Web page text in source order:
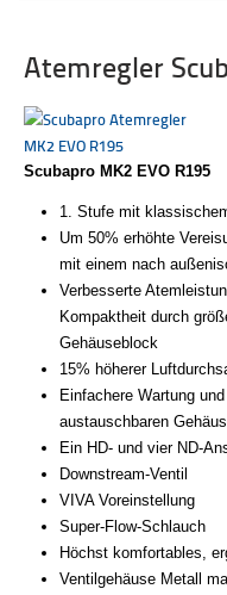
Atemregler
Scubapro MK2 EVO R195
1. Stufe mit
Um 50% erhöhte
mit einem nach
Verbesserte
Kompaktheit durch
Gehäuseblock
15% höherer
Einfachere Wartung
austauschbaren
Ein HD- und vier ND-
Downstream-Ventil
VIVA Voreinstellung
Super-Flow-Schlauch
Höchst komfortables,
Ventilgehäuse Metall